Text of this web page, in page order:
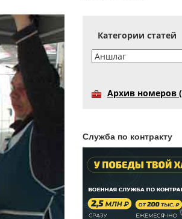
Категории статей
Архив номеров
Служба по контракту